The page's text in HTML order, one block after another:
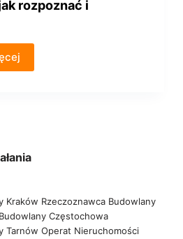
rozpoznać i
Kraków Rzeczoznawca Budowlany
Częstochowa
Tarnów Operat Nieruchomości